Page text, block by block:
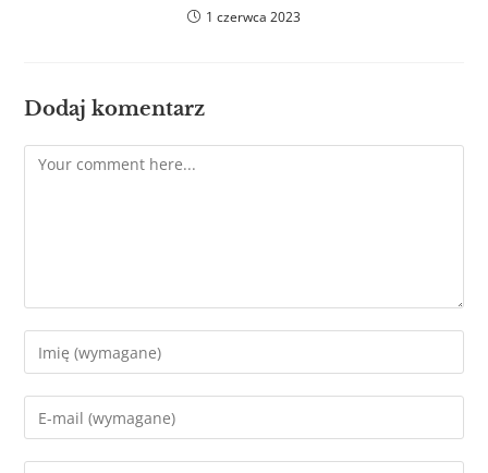
1 czerwca 2023
Dodaj komentarz